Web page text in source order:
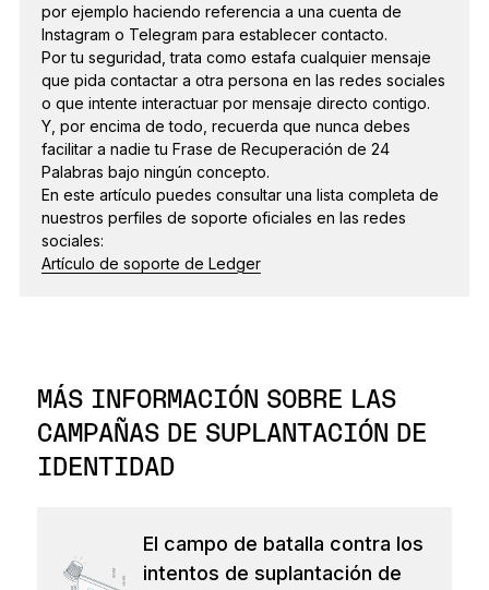
por ejemplo haciendo referencia a una cuenta de
Instagram o Telegram para establecer contacto.
Por tu seguridad, trata como estafa cualquier mensaje
que pida contactar a otra persona en las redes sociales
o que intente interactuar por mensaje directo contigo.
Y, por encima de todo, recuerda que nunca debes
facilitar a nadie tu Frase de Recuperación de 24
Palabras bajo ningún concepto.
En este artículo puedes consultar una lista completa de
nuestros perfiles de soporte oficiales en las redes
sociales:
Artículo de soporte de Ledger
MÁS INFORMACIÓN SOBRE LAS
CAMPAÑAS DE SUPLANTACIÓN DE
IDENTIDAD
El campo de batalla contra los
intentos de suplantación de